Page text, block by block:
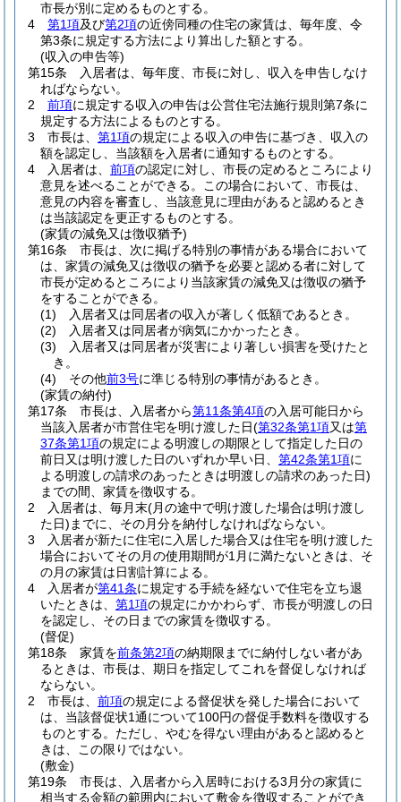
市長が別に定めるものとする。
4
第1項及び第2項の近傍同種の住宅の家賃は、毎年度、令
第3条に規定する方法により算出した額とする。
(収入の申告等)
第15条
入居者は、毎年度、市長に対し、収入を申告しなけ
ればならない。
2
前項に規定する収入の申告は公営住宅法施行規則第7条に
規定する方法によるものとする。
3
市長は、 第1項の規定による収入の申告に基づき、収入の
額を認定し、当該額を入居者に通知するものとする。
4
入居者は、 前項の認定に対し、市長の定めるところにより
意見を述べることができる。
この場合において、市長は、
意見の内容を審査し、当該意見に理由があると認めるとき
は当該認定を更正するものとする。
(家賃の減免又は徴収猶予)
第16条
市長は、次に掲げる特別の事情がある場合において
は、家賃の減免又は徴収の猶予を必要と認める者に対して
市長が定めるところにより当該家賃の減免又は徴収の猶予
をすることができる。
(1)
入居者又は同居者の収入が著しく低額であるとき。
(2)
入居者又は同居者が病気にかかったとき。
(3)
入居者又は同居者が災害により著しい損害を受けたと
き。
(4)
その他前3号に準じる特別の事情があるとき。
(家賃の納付)
第17条
市長は、入居者から第11条第4項の入居可能日から
当該入居者が市営住宅を明け渡した日(第32条第1項又は第
37条第1項の規定による明渡しの期限として指定した日の
前日又は明け渡した日のいずれか早い日、 第42条第1項に
よる明渡しの請求のあったときは明渡しの請求のあった日)
までの間、家賃を徴収する。
2
入居者は、毎月末(月の途中で明け渡した場合は明け渡し
た日) までに、その月分を納付しなければならない。
3
入居者が新たに住宅に入居した場合又は住宅を明け渡した
場合においてその月の使用期間が1月に満たないときは、そ
の月の家賃は日割計算による。
4
入居者が第41条に規定する手続を経ないで住宅を立ち退
いたときは、 第1項の規定にかかわらず、市長が明渡しの日
を認定し、その日までの家賃を徴収する。
(督促)
第18条
家賃を前条第2項の納期限までに納付しない者があ
るときは、市長は、期日を指定してこれを督促しなければ
ならない。
2
市長は、 前項の規定による督促状を発した場合において
は、当該督促状1通について100円の督促手数料を徴収する
ものとする。 ただし、やむを得ない理由があると認めると
きは、この限りではない。
(敷金)
第19条
市長は、入居者から入居時における3月分の家賃に
相当する金額の範囲内において敷金を徴収することができ